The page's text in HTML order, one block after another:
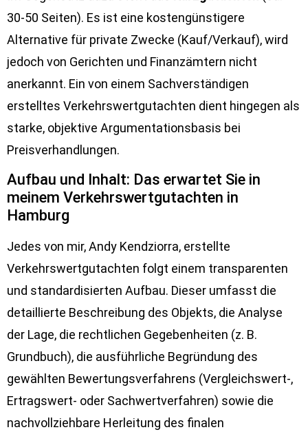
30-50 Seiten). Es ist eine kostengünstigere
Alternative für private Zwecke (Kauf/Verkauf), wird
jedoch von Gerichten und Finanzämtern nicht
anerkannt. Ein von einem Sachverständigen
erstelltes Verkehrswertgutachten dient hingegen als
starke, objektive Argumentationsbasis bei
Preisverhandlungen.
Aufbau und Inhalt: Das erwartet Sie in
meinem Verkehrswertgutachten in
Hamburg
Jedes von mir, Andy Kendziorra, erstellte
Verkehrswertgutachten folgt einem transparenten
und standardisierten Aufbau. Dieser umfasst die
detaillierte Beschreibung des Objekts, die Analyse
der Lage, die rechtlichen Gegebenheiten (z. B.
Grundbuch), die ausführliche Begründung des
gewählten Bewertungsverfahrens (Vergleichswert-,
Ertragswert- oder Sachwertverfahren) sowie die
nachvollziehbare Herleitung des finalen